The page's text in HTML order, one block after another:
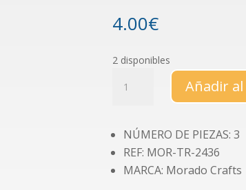
4.00€
2 disponibles
otoño
Añadir
NÚMERO DE PIEZAS: 3
REF: MOR-TR-2436
MARCA: Morado Crafts